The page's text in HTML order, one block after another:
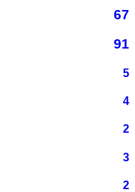
67
91
5
4
2
3
2